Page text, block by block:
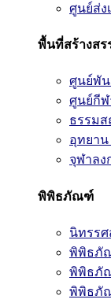
ศูนย์ส่ง
พื้นที่สร้างสร
ศูนย์พัน
ศูนย์กี
ธรรม
อุทยาน
จุฬาล
พิพิธภัณฑ์
นิทรร
พิพิธภั
พิพิธภั
พิพิธภั